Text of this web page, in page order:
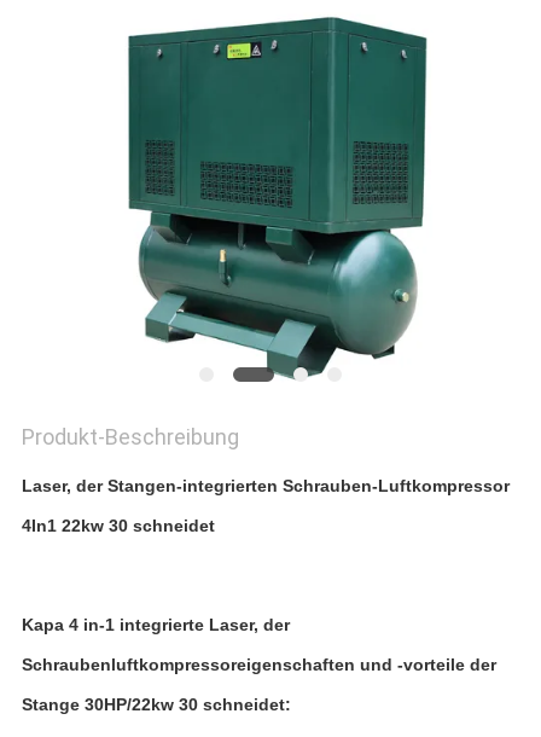
Produkt-Beschreibung
Laser, der Stangen-integrierten Schrauben-Luftkompressor
4In1 22kw 30 schneidet
Kapa 4 in-1 integrierte Laser, der
Schraubenluftkompressoreigenschaften und -vorteile der
Stange 30HP/22kw 30 schneidet: